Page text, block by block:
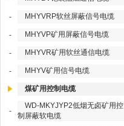
- MHYVRP软丝屏蔽信号电缆
- MHYVP矿用屏蔽信号电缆
- MHYVR矿用软丝通信电缆
- MHYV矿用信号电缆
煤矿用控制电缆
-
WD-MKYJYP2低烟无卤矿用控
制屏蔽软电缆